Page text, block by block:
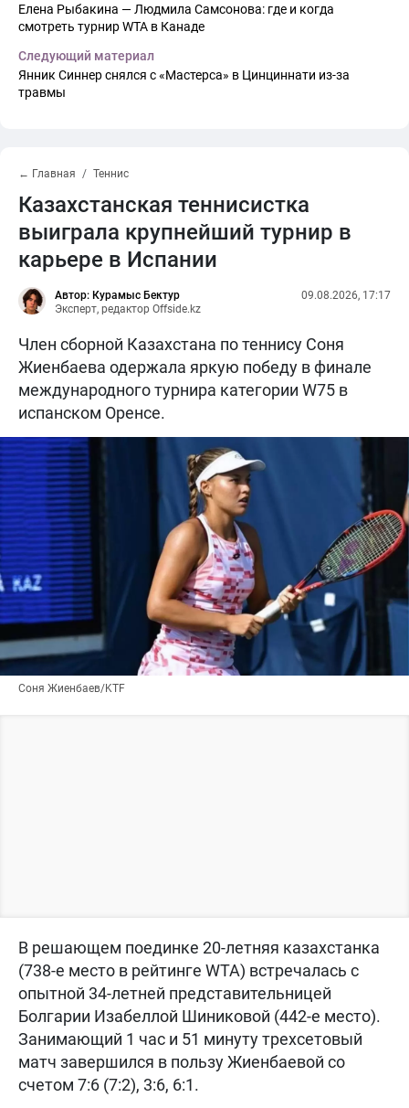
Елена Рыбакина — Людмила Самсонова: где и когда
смотреть турнир WTA в Канаде
Следующий материал
Янник Синнер снялся с «Мастерса» в Цинциннати из-за
травмы
← Главная Теннис
Казахстанская теннисистка
выиграла крупнейший турнир в
карьере в Испании
Автор: Курамыс Бектур
Эксперт, редактор Offside.kz
09.08.2026, 17:17
Член сборной Казахстана по теннису Соня
Жиенбаева одержала яркую победу в финале
международного турнира категории W75 в
испанском Оренсе.
Соня Жиенбаев/KTF
В решающем поединке 20-летняя казахстанка
(738-е место в рейтинге WTA) встречалась с
опытной 34-летней представительницей
Болгарии Изабеллой Шиниковой (442-е место).
Занимающий 1 час и 51 минуту трехсетовый
матч завершился в пользу Жиенбаевой со
счетом 7:6 (7:2), 3:6, 6:1.